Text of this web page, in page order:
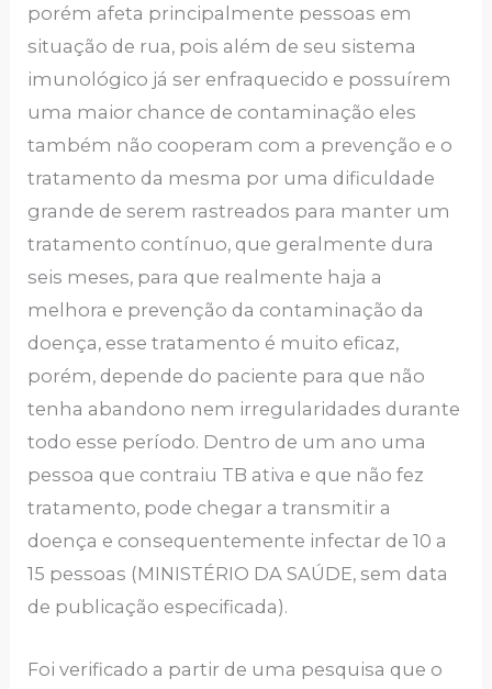
porém afeta principalmente pessoas em
situação de rua, pois além de seu sistema
imunológico já ser enfraquecido e possuírem
uma maior chance de contaminação eles
também não cooperam com a prevenção e o
tratamento da mesma por uma dificuldade
grande de serem rastreados para manter um
tratamento contínuo, que geralmente dura
seis meses, para que realmente haja a
melhora e prevenção da contaminação da
doença, esse tratamento é muito eficaz,
porém, depende do paciente para que não
tenha abandono nem irregularidades durante
todo esse período. Dentro de um ano uma
pessoa que contraiu TB ativa e que não fez
tratamento, pode chegar a transmitir a
doença e consequentemente infectar de 10 a
15 pessoas (MINISTÉRIO DA SAÚDE, sem data
de publicação especificada).
Foi verificado a partir de uma pesquisa que o